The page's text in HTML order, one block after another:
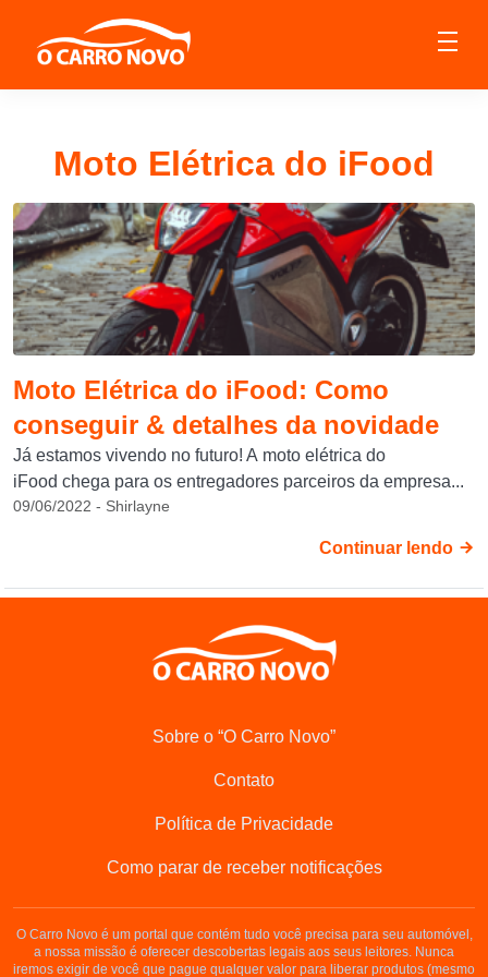
Moto Elétrica do iFood
Moto Elétrica do iFood: Como
conseguir & detalhes da novidade
Já estamos vivendo no futuro! A moto elétrica do
iFood chega para os entregadores parceiros da empresa...
09/06/2022 - Shirlayne
Continuar lendo
Sobre o “O Carro Novo”
Contato
Política de Privacidade
Como parar de receber notificações
O Carro Novo é um portal que contém tudo você precisa para seu automóvel,
a nossa missão é oferecer descobertas legais aos seus leitores. Nunca
iremos exigir de você que pague qualquer valor para liberar produtos (mesmo